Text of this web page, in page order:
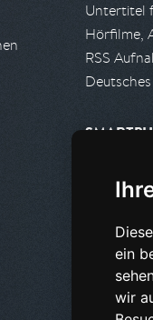
ein
wir
Untertitel
Hörfilme,
RSS
Android
PARTNER
Partnerliste
Partner